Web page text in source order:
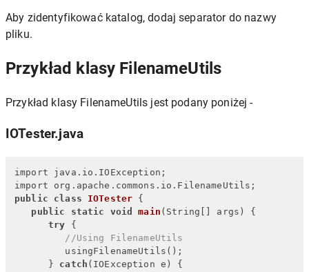
Aby zidentyfikować katalog, dodaj separator do nazwy
pliku.
Przykład klasy FilenameUtils
Przykład klasy FilenameUtils jest podany poniżej -
IOTester.java
import java.io.IOException;
public
class IOTester {
public
static void main ( String[] args )
{
try {
//Using FilenameUtils
         usingFilenameUtils();
      }
catch (IOException e) {